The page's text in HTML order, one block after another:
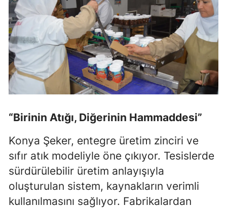
“Birinin Atığı, Diğerinin Hammaddesi”
Konya Şeker, entegre üretim zinciri ve
sıfır atık modeliyle öne çıkıyor. Tesislerde
sürdürülebilir üretim anlayışıyla
oluşturulan sistem, kaynakların verimli
kullanılmasını sağlıyor. Fabrikalardan